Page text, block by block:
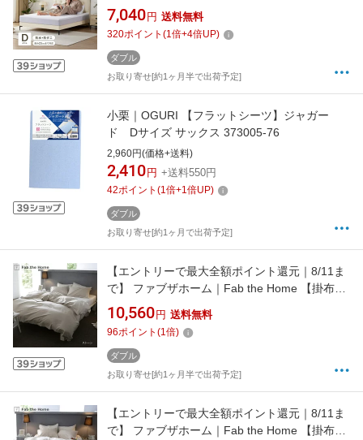
14028 [ダブルサイズ]
7,040 円 送料無料
320ポイント (1倍+4倍UP)
ダブル
お取り寄せ[約1ヶ月半で出荷予定]
小栗｜OGURI 【フラットシーツ】ジャガー
ド Dサイズ サックス 373005-76
2,960円(価格+送料)
2,410 円 +送料550円
42ポイント (1倍+1倍UP)
ダブル
お取り寄せ[約1ヶ月で出荷予定]
【エントリーで最大全額ポイント還元｜8/11ま
で】 ファブザホーム｜Fab the Home 【掛布団
カバー】ファインコットン ストーン
FH123872-130 [ダブルサイズ]
10,560 円 送料無料
96ポイント (1倍)
ダブル
お取り寄せ[約1ヶ月半で出荷予定]
【エントリーで最大全額ポイント還元｜8/11ま
で】 ファブザホーム｜Fab the Home 【掛布団